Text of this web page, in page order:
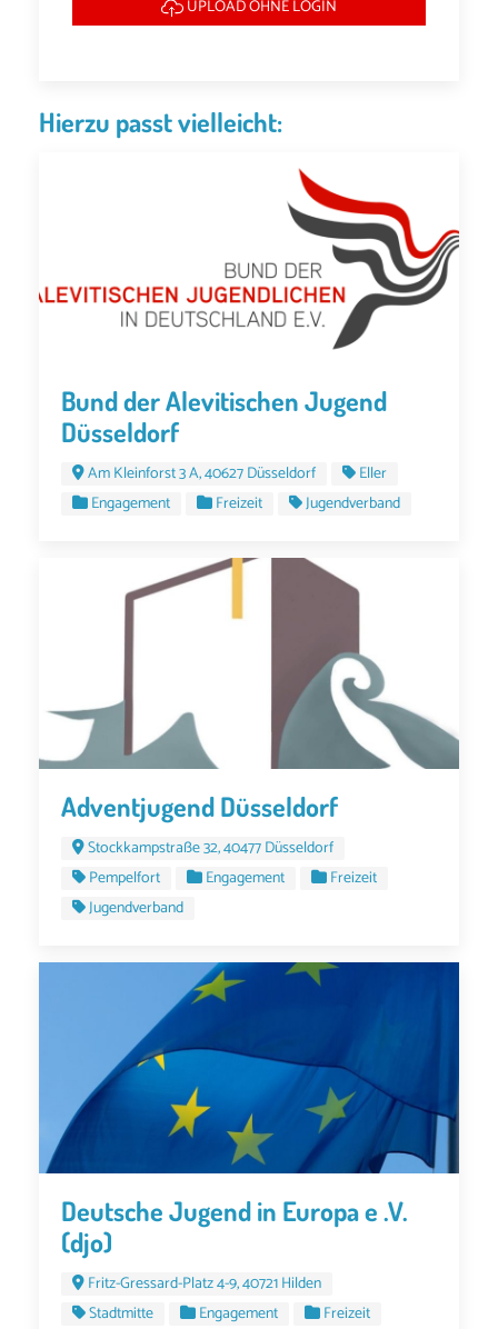
UPLOAD OHNE LOGIN
Hierzu passt vielleicht:
Bund der Alevitischen Jugend
Düsseldorf
Am Kleinforst 3 A, 40627 Düsseldorf
Eller
Engagement
Freizeit Jugendverband
Adventjugend Düsseldorf
Stockkampstraße 32, 40477 Düsseldorf
Pempelfort
Engagement
Freizeit
Jugendverband
Deutsche Jugend in Europa e .V.
(djo)
Fritz-Gressard-Platz 4-9, 40721 Hilden
Stadtmitte
Engagement
Freizeit